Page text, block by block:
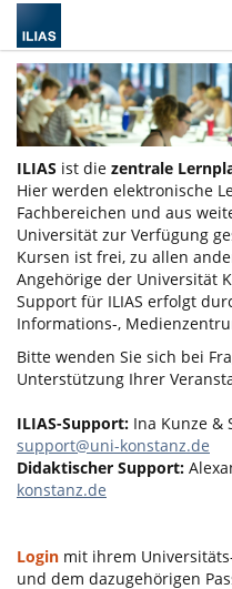
ILIAS ist die zentrale
Hier werden elektronische
Fachbereichen und aus
Universität zur Verfügung
Kursen ist frei, zu allen
Angehörige der Universität
Support für ILIAS erfolgt
Informations-,
Bitte wenden Sie sich bei
Unterstützung Ihrer
ILIAS-Support: Ina Kunze &
support@uni-konstanz.de
Didaktischer Support:
konstanz.de
Login mit ihrem
und dem dazugehörigen